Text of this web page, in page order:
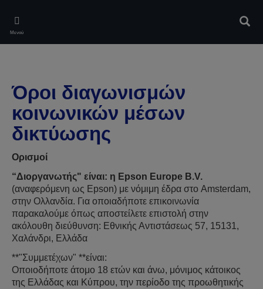
main
content
Μενού
Όροι διαγωνισμών
κοινωνικών μέσων
δικτύωσης
Ορισμοί
“Διοργανωτής" είναι: η Epson Europe B.V.
(αναφερόμενη ως Epson) με νόμιμη έδρα στο Amsterdam,
στην Ολλανδία. Για οποιαδήποτε επικοινωνία
παρακαλούμε όπως αποστείλετε επιστολή στην
ακόλουθη διεύθυνση: Εθνικής Αντιστάσεως 57, 15131,
Χαλάνδρι, Ελλάδα
**"Συμμετέχων" **είναι:
Οποιοδήποτε άτομο 18 ετών και άνω, μόνιμος κάτοικος
της Ελλάδας και Κύπρου, την περίοδο της προωθητικής